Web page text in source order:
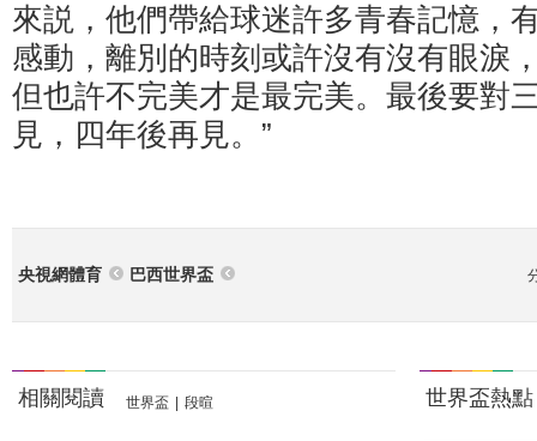
來説，他們帶給球迷許多青春記憶，
感動，離別的時刻或許沒有沒有眼淚
但也許不完美才是最完美。最後要對
見，四年後再見。”
央視網體育 巴西世界盃
相關閱讀 世界盃 段暄 世界盃熱點